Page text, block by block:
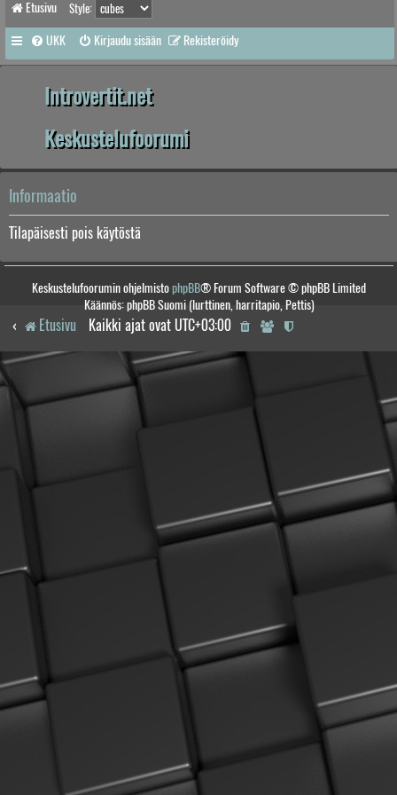
Etusivu Style:
UKK Kirjaudu sisään Rekisteröidy
Introvertit.net
Keskustelufoorumi
Informaatio
Tilapäisesti pois käytöstä
Keskustelufoorumin ohjelmistophpBB® Forum Software © phpBB Limited
Käännös: phpBB Suomi (lurttinen, harritapio, Pettis)
Etusivu Kaikki ajat ovat UTC+03:00